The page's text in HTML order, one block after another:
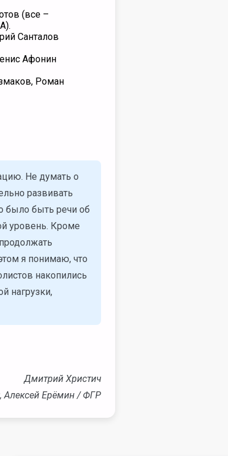
(все –
Санталов
Афонин
Роман
Не думать о
развивать
было быть речи об
уровень. Кроме
я понимаю, что
накопились
нагрузки,
Дмитрий Христич
Алексей Ерёмин / ФГР